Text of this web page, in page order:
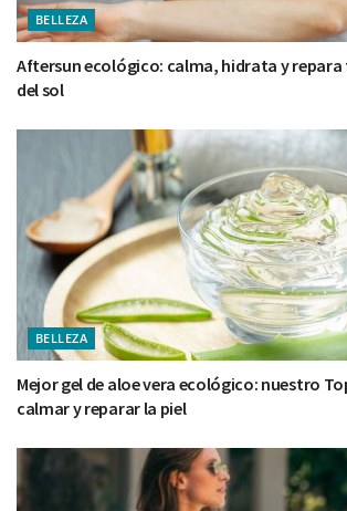
BELLEZA
Aftersun ecológico: calma, hidrata y repara
del sol
BELLEZA
Mejor gel de aloe vera ecológico: nuestro
calmar y reparar la piel